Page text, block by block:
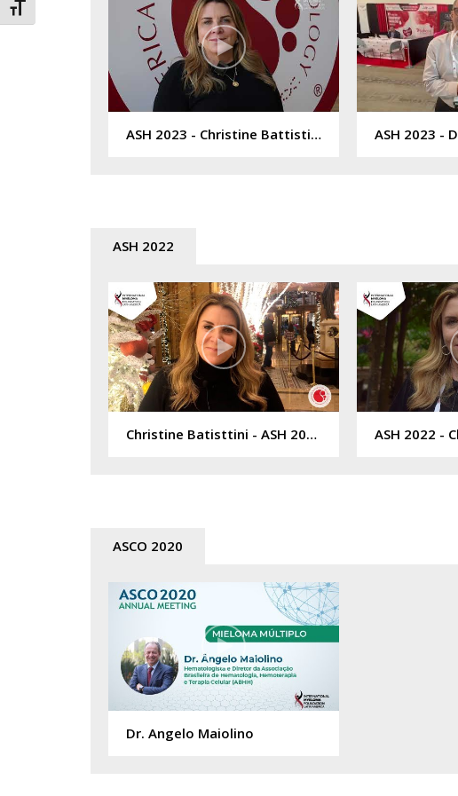
Alternar tamanho da fonte
ASH 2023 - Christine Battistini
ASH 2022
Christine Batisttini - ASH 2022
ASCO 2020
Dr. Angelo Maiolino